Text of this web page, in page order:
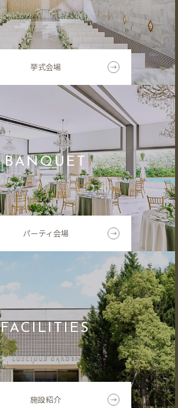
挙式会場
BANQUET
パーティ会場
FACILITIES
施設紹介